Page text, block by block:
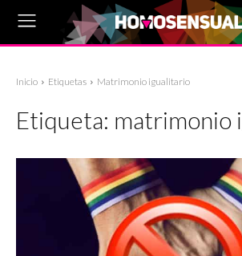
Inicio Etiquetas Matrimonio igualitario
Etiqueta: matrimonio